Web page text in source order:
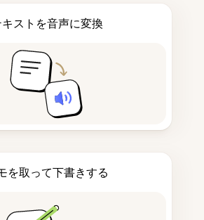
キストを音声に変換
を取って下書きする